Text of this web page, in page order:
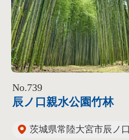
No.739
辰ノ口親水公園竹林
茨城県常陸大宮市辰ノ